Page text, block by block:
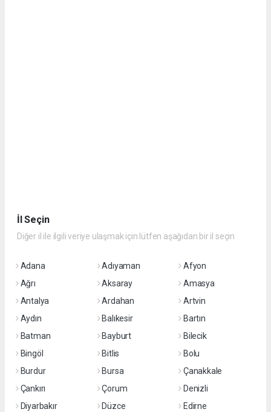
İl Seçin
Diğer il ile ilgili veriye ulaşmak için lütfen aşağıdan bir il seçin
Adana Adıyaman
Afyon
Ağrı
Aksaray
Amasya
Antalya
Ardahan
Artvin
Aydın
Balıkesir
Bartın
Batman
Bayburt
Bilecik
Bingöl
Bitlis
Bolu
Burdur
Bursa
Çanakkale
Çankırı
Çorum
Denizli
Diyarbakır
Düzce
Edirne